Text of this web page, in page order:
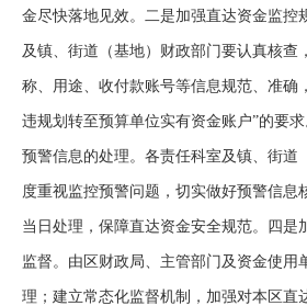
金尽快落地见效。二是加强直达资金监控
及镇、街道（基地）财政部门要认真核查
称、用途、收付款账号等信息规范、准确
违规划转至预算单位实有资金账户”的要
预警信息的处理。各责任科室及镇、街道
度重视监控预警问题，切实做好预警信息
当日处理，保障直达资金安全规范。四是
监督。由区财政局、主管部门及资金使用
理；建立常态化监督机制，加强对本区直